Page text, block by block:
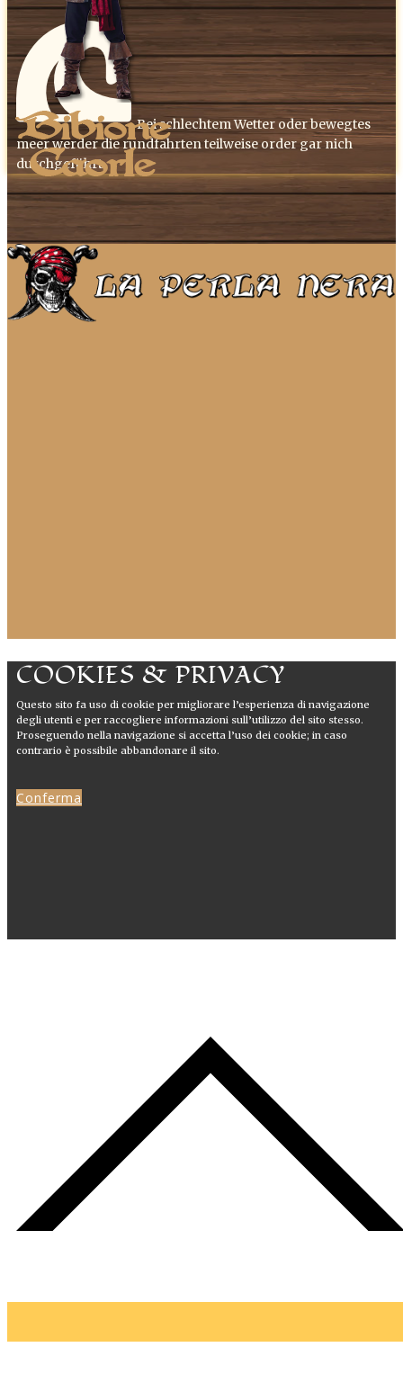
​Bei schlechtem Wetter oder bewegtes
meer werder die rundfahrten teilweise order gar nich
durchgeführt.
COOKIES & PRIVACY
Questo sito fa uso di cookie per migliorare l’esperienza di navigazione
degli utenti e per raccogliere informazioni sull’utilizzo del sito stesso.
Proseguendo nella navigazione si accetta l’uso dei cookie; in caso
contrario è possibile abbandonare il sito.
Conferma